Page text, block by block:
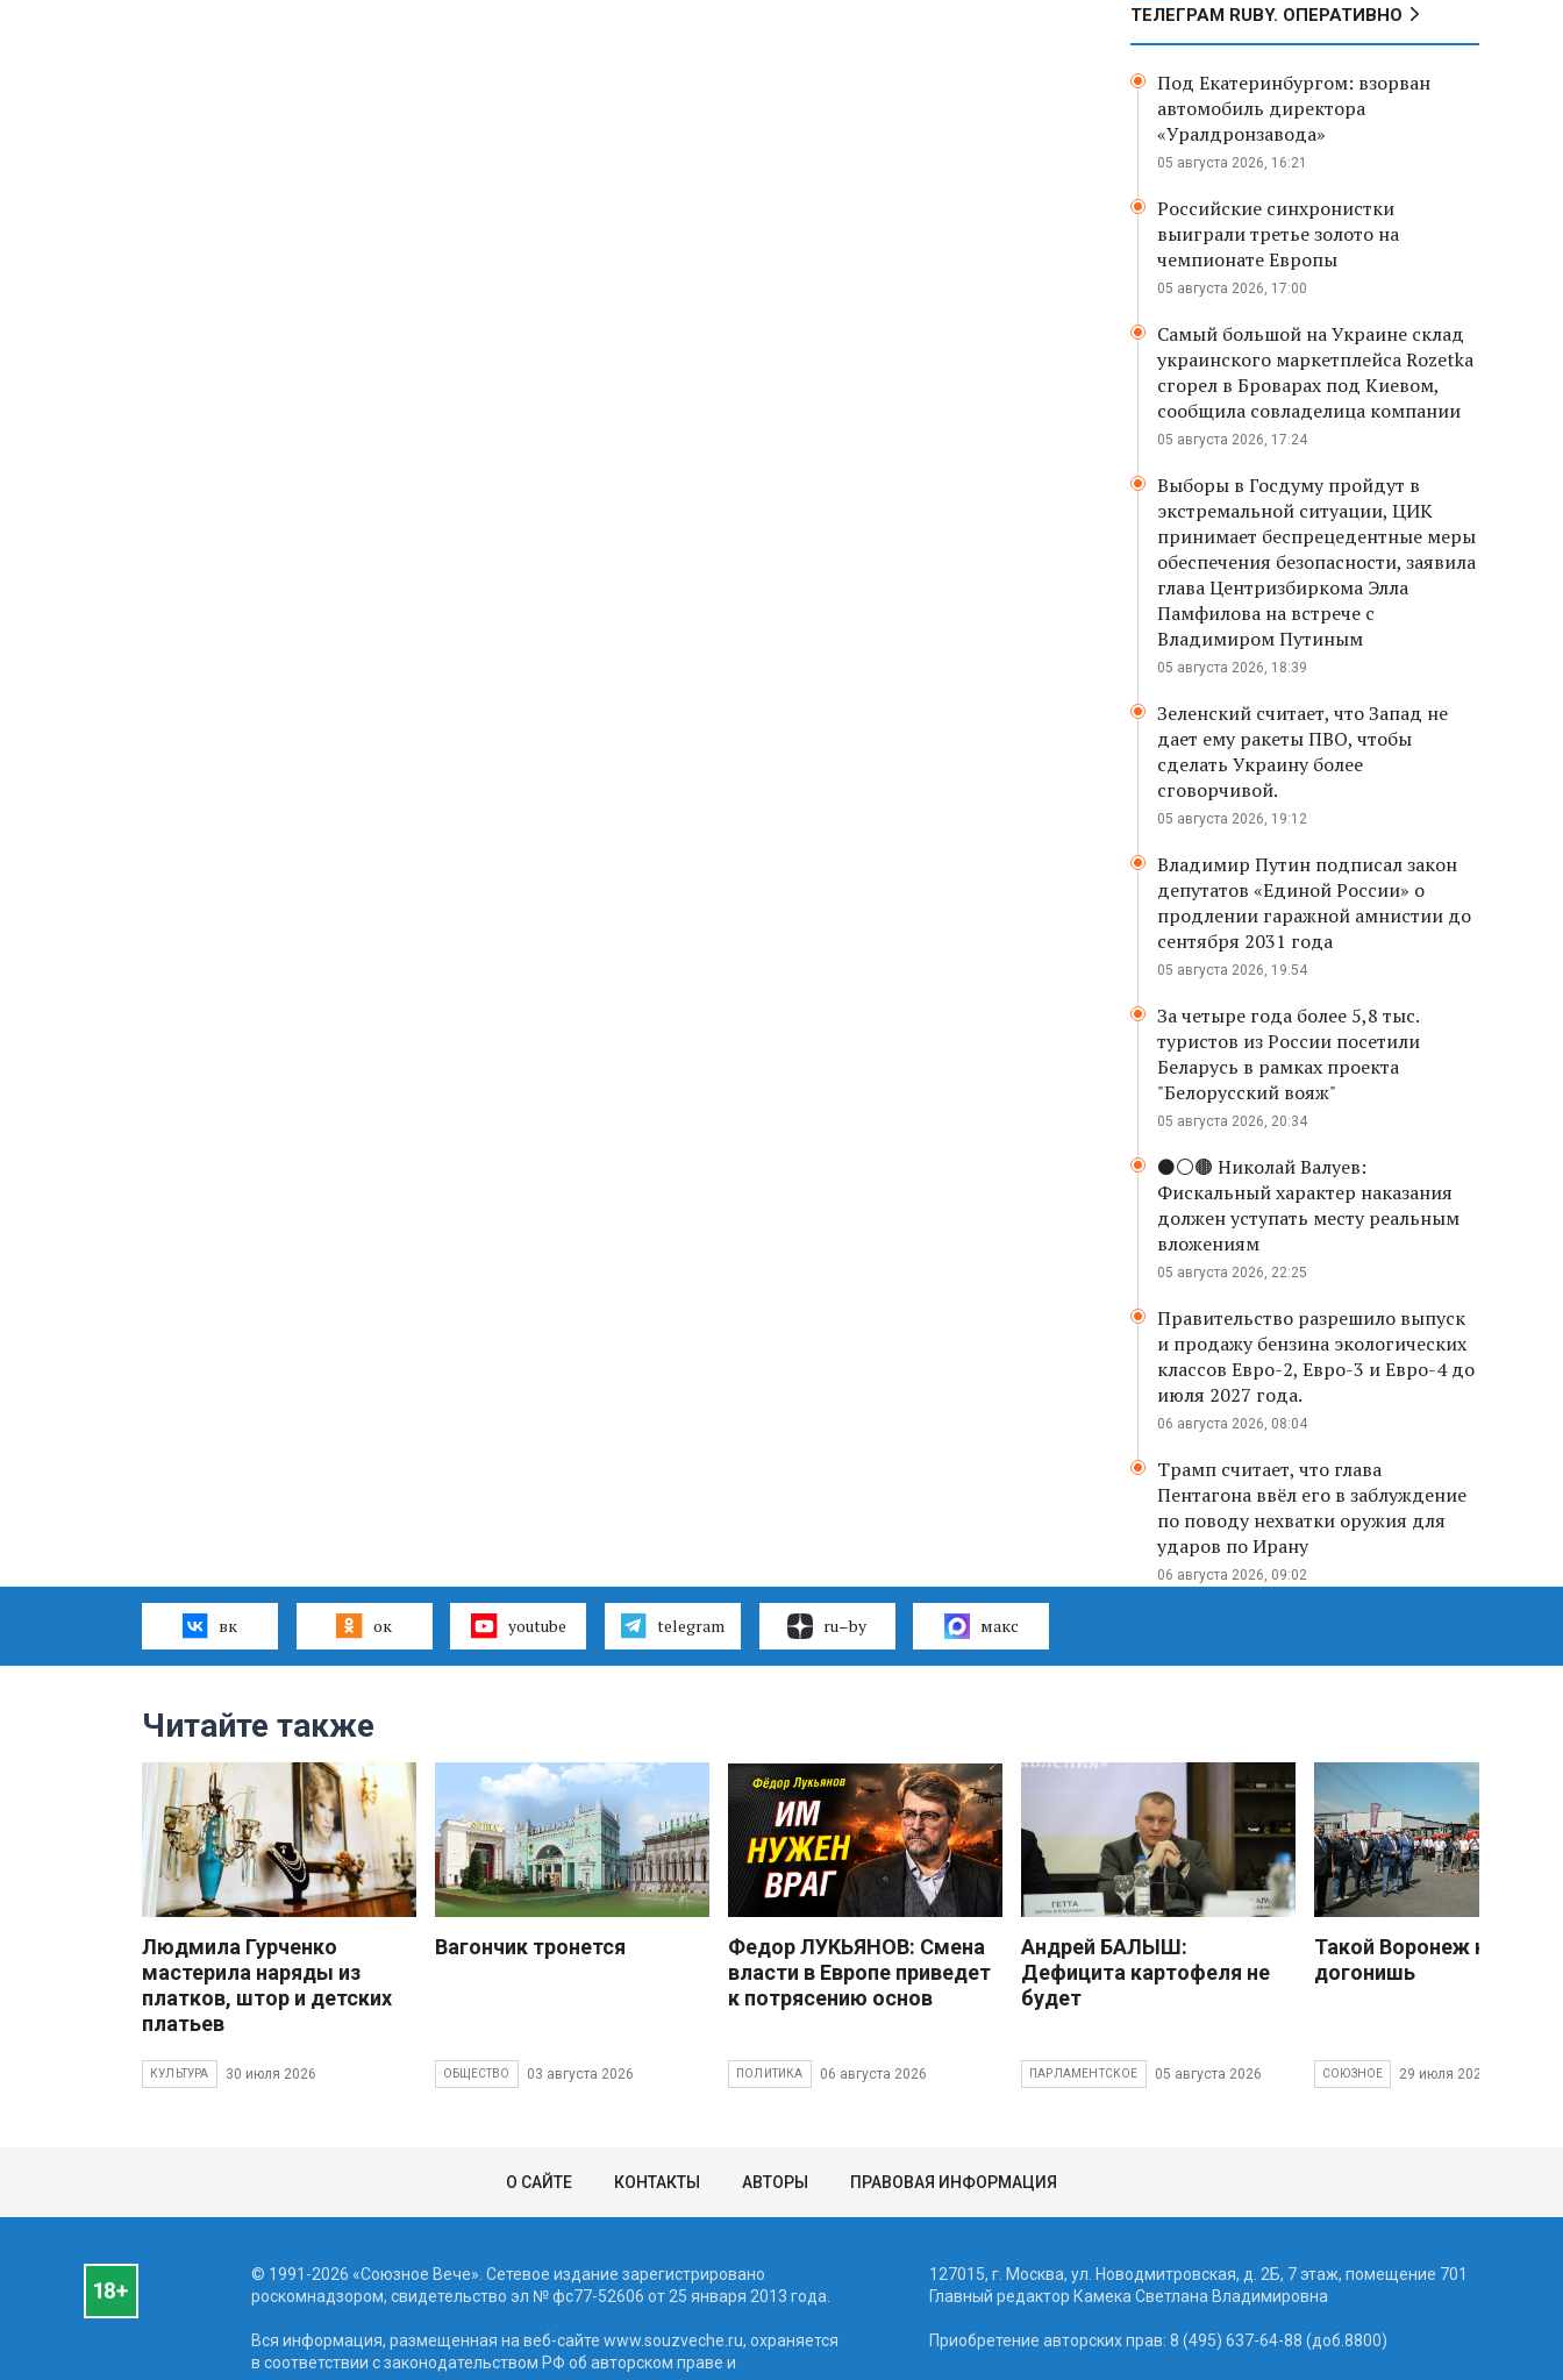
ТЕЛЕГРАМ RUBY. ОПЕРАТИВНО
Под Екатеринбургом: взорван
автомобиль директора
«Уралдронзавода»
05 августа 2026, 16:21
Российские синхронистки
выиграли третье золото на
чемпионате Европы
05 августа 2026, 17:00
Самый большой на Украине склад
украинского маркетплейса Rozetka
сгорел в Броварах под Киевом,
сообщила совладелица компании
05 августа 2026, 17:24
Выборы в Госдуму пройдут в
экстремальной ситуации, ЦИК
принимает беспрецедентные меры
обеспечения безопасности, заявила
глава Центризбиркома Элла
Памфилова на встрече с
Владимиром Путиным
05 августа 2026, 18:39
Зеленский считает, что Запад не
дает ему ракеты ПВО, чтобы
сделать Украину более
сговорчивой.
05 августа 2026, 19:12
Владимир Путин подписал закон
депутатов «Единой России» о
продлении гаражной амнистии до
сентября 2031 года
05 августа 2026, 19:54
За четыре года более 5,8 тыс.
туристов из России посетили
Беларусь в рамках проекта
"Белорусский вояж"
05 августа 2026, 20:34
⚫️⚪️🟤 Николай Валуев:
Фискальный характер наказания
должен уступать месту реальным
вложениям
05 августа 2026, 22:25
Правительство разрешило выпуск
и продажу бензина экологических
классов Евро-2, Евро-3 и Евро-4 до
июля 2027 года.
06 августа 2026, 08:04
Трамп считает, что глава
Пентагона ввёл его в заблуждение
по поводу нехватки оружия для
ударов по Ирану
06 августа 2026, 09:02
вк ок youtube telegram ru–by макс
Читайте также
Людмила Гурченко
мастерила наряды из
платков, штор и детских
платьев
КУЛЬТУРА 30 июля 2026
Вагончик тронется
ОБЩЕСТВО 03 августа 2026
Федор ЛУКЬЯНОВ: Смена
власти в Европе приведет
к потрясению основ
ПОЛИТИКА 06 августа 2026
Андрей БАЛЫШ:
Дефицита картофеля не
будет
ПАРЛАМЕНТСКОЕ 05 августа 2026
Такой Воронеж не
догонишь
СОЮЗНОЕ 29 июля 2026
О САЙТЕ КОНТАКТЫ АВТОРЫ ПРАВОВАЯ ИНФОРМАЦИЯ
© 1991-2026 «Союзное Вече». Сетевое издание зарегистрировано
роскомнадзором, свидетельство эл № фc77-52606 от 25 января 2013 года.
Вся информация, размещенная на веб-сайте www.souzveche.ru, охраняется
в соответствии с законодательством РФ об авторском праве и
127015, г. Москва, ул. Новодмитровская, д. 2Б, 7 этаж, помещение 701
Главный редактор Камека Светлана Владимировна
Приобретение авторских прав: 8 (495) 637-64-88 (доб.8800)